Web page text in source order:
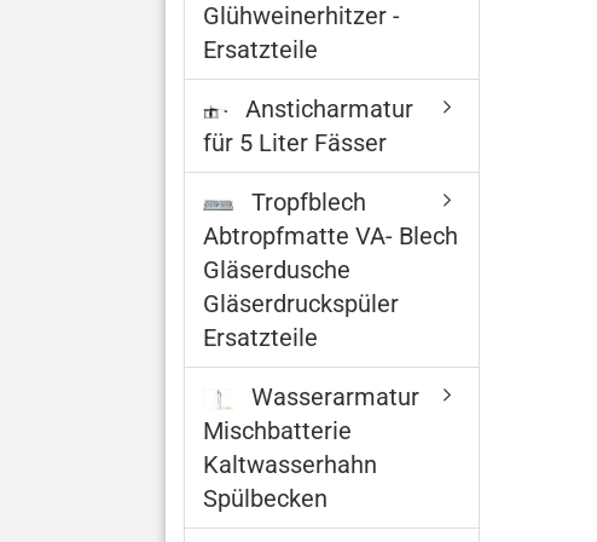
Glühweinerhitzer -
Ersatzteile
Ansticharmatur
für 5 Liter Fässer
Tropfblech
Abtropfmatte VA- Blech
Gläserdusche
Gläserdruckspüler
Ersatzteile
Wasserarmatur
Mischbatterie
Kaltwasserhahn
Spülbecken